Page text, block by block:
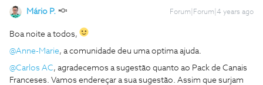
Mário P. Forum|Forum|4 years ago
Boa noite a todos,
@Anne-Marie, a comunidade deu uma optima ajuda.
@Carlos AC, agradecemos a sugestão quanto ao Pack de Canais
Franceses. Vamos endereçar a sua sugestão. Assim que surjam